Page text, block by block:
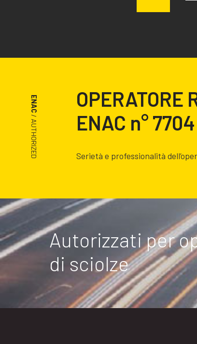
ENAC
/ AUTHORIZED
OPERATORE
ENAC n° 7704
Serietà e professionalità
Autorizzati per
di sciolze